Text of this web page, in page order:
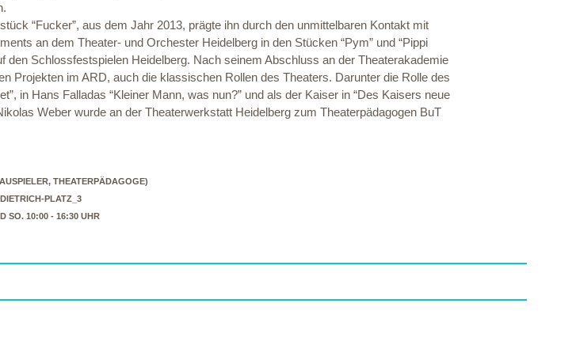
“Fucker”, aus dem Jahr 2013, prägte ihn durch den unmittelbaren Kontakt mit
an dem Theater- und Orchester Heidelberg in den Stücken “Pym” und “Pippi
den Schlossfestspielen Heidelberg. Nach seinem Abschluss an der Theaterakademie
Projekten im ARD, auch die klassischen Rollen des Theaters. Darunter die Rolle des
in Hans Falladas “Kleiner Mann, was nun?” und als der Kaiser in “Des Kaisers neue
Weber wurde an der Theaterwerkstatt Heidelberg zum Theaterpädagogen BuT
THEATERPÄDAGOGE)
PLATZ_3
SO. 10:00 - 16:30 UHR